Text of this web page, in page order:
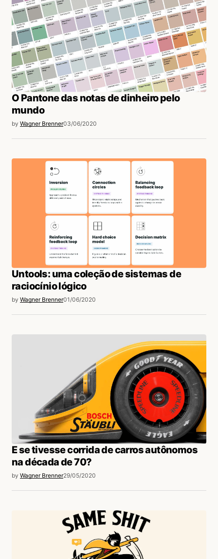
O Pantone das notas de dinheiro pelo
mundo
by Wagner Brenner03/06/2020
Untools: uma coleção de sistemas de
raciocínio lógico
by Wagner Brenner01/06/2020
E se tivesse corrida de carros autônomos
na década de 70?
by Wagner Brenner29/05/2020